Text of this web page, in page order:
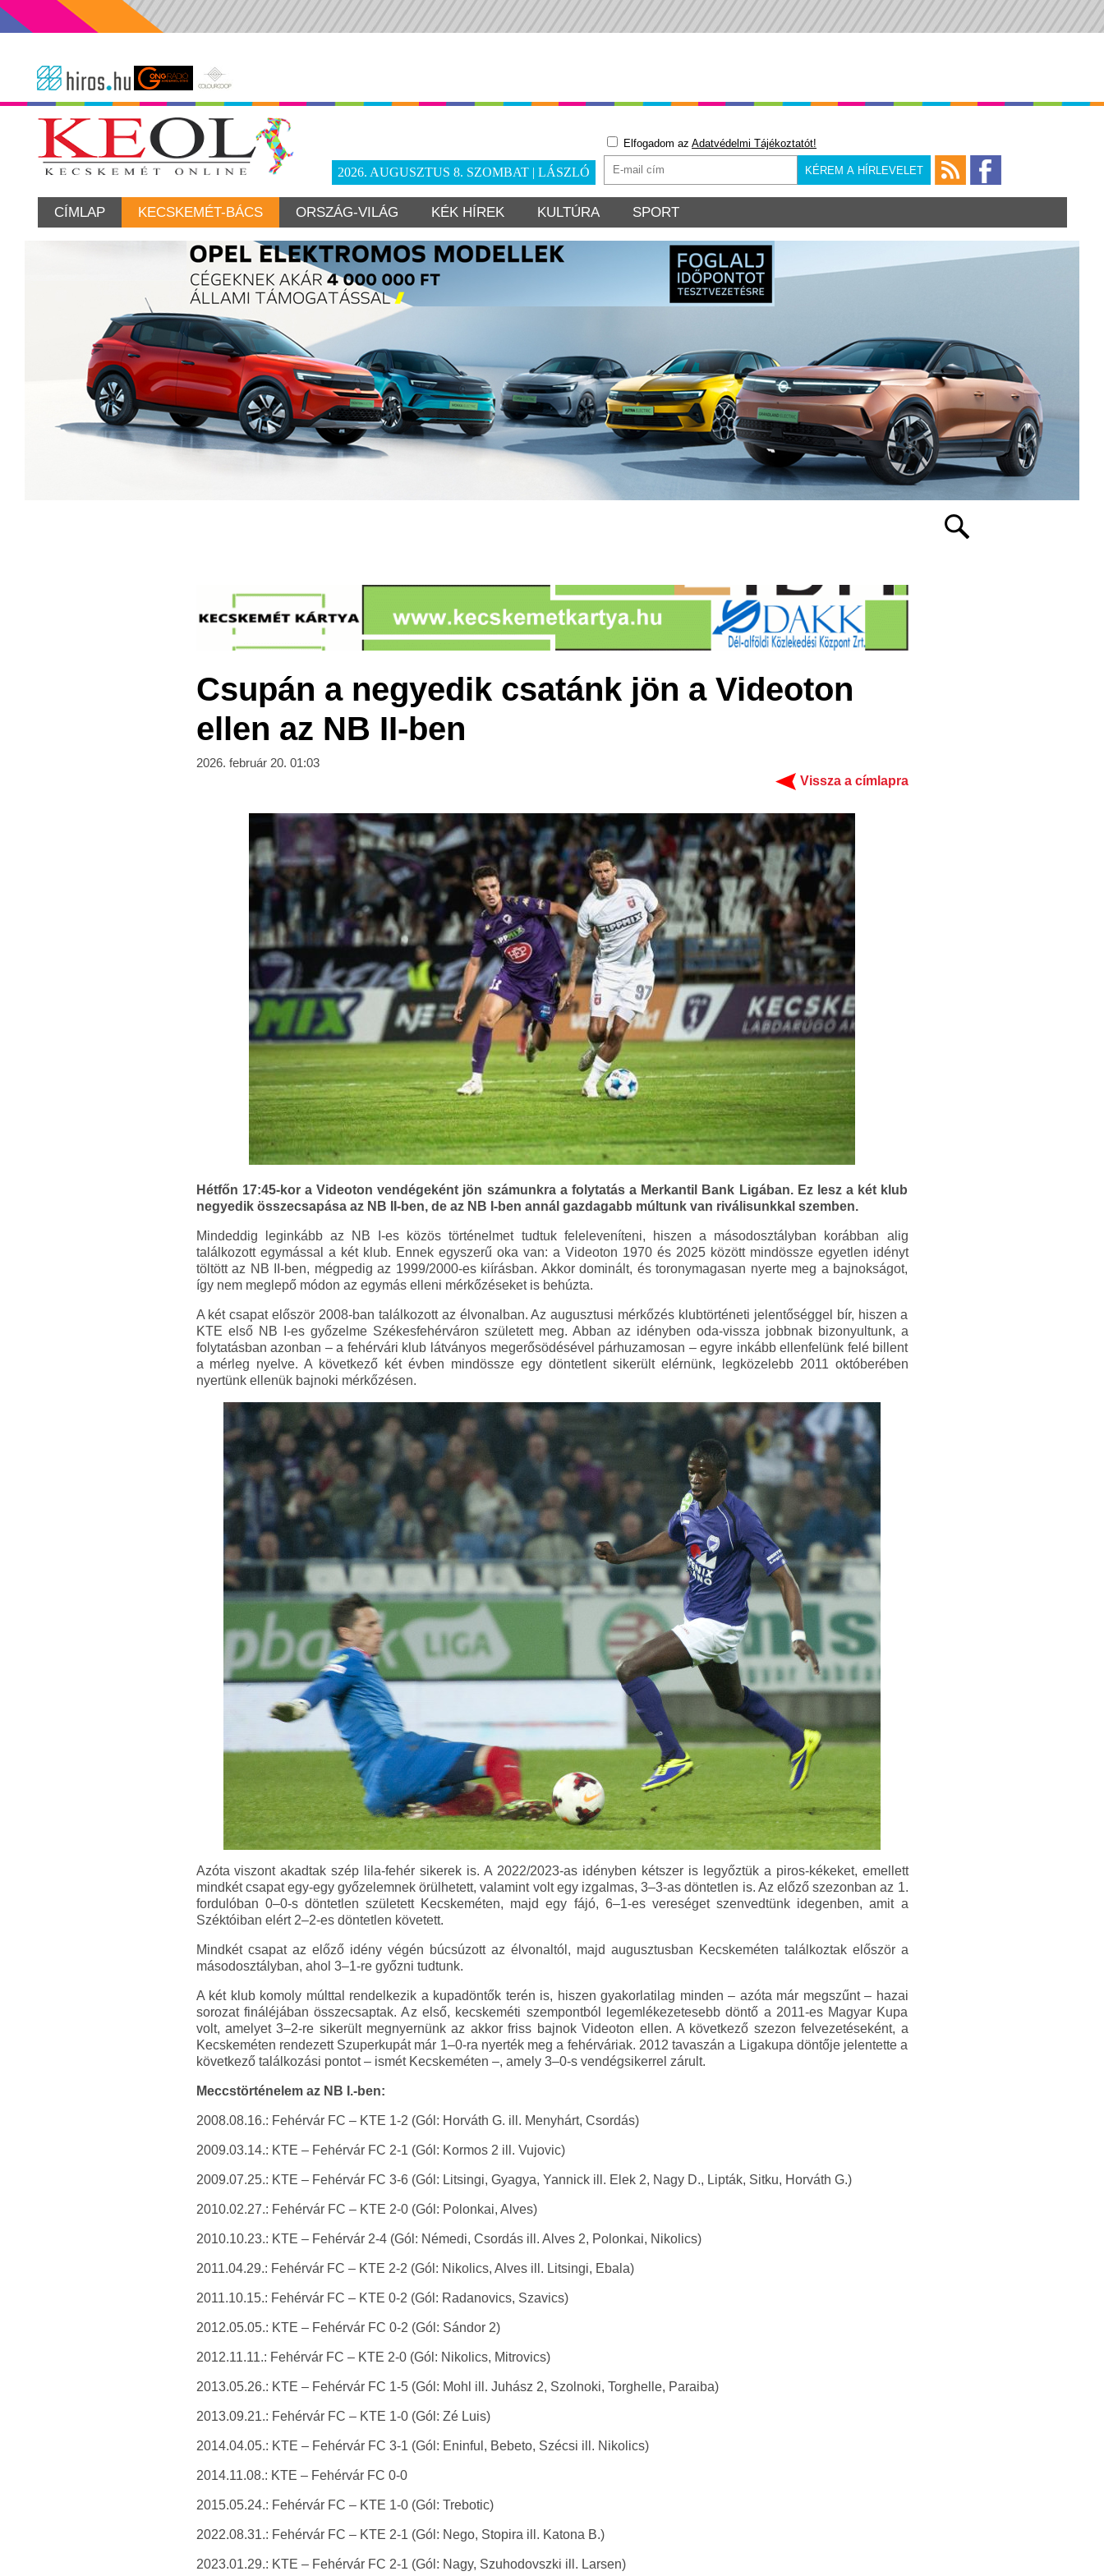
2026. AUGUSZTUS 8. SZOMBAT | LÁSZLÓ
Elfogadom az Adatvédelmi Tájékoztatót!
CÍMLAP KECSKEMÉT-BÁCS ORSZÁG-VILÁG KÉK HÍREK KULTÚRA SPORT
Csupán a negyedik csatánk jön a Videoton
ellen az NB II-ben
2026. február 20. 01:03
Vissza a címlapra
Hétfőn 17:45-kor a Videoton vendégeként jön számunkra a folytatás a Merkantil Bank Ligában. Ez lesz a két klub
negyedik összecsapása az NB II-ben, de az NB I-ben annál gazdagabb múltunk van riválisunkkal szemben.
Mindeddig leginkább az NB I-es közös történelmet tudtuk feleleveníteni, hiszen a másodosztályban korábban alig
találkozott egymással a két klub. Ennek egyszerű oka van: a Videoton 1970 és 2025 között mindössze egyetlen idényt
töltött az NB II-ben, mégpedig az 1999/2000-es kiírásban. Akkor dominált, és toronymagasan nyerte meg a bajnokságot,
így nem meglepő módon az egymás elleni mérkőzéseket is behúzta.
A két csapat először 2008-ban találkozott az élvonalban. Az augusztusi mérkőzés klubtörténeti jelentőséggel bír, hiszen a
KTE első NB I-es győzelme Székesfehérváron született meg. Abban az idényben oda-vissza jobbnak bizonyultunk, a
folytatásban azonban – a fehérvári klub látványos megerősödésével párhuzamosan – egyre inkább ellenfelünk felé billent
a mérleg nyelve. A következő két évben mindössze egy döntetlent sikerült elérnünk, legközelebb 2011 októberében
nyertünk ellenük bajnoki mérkőzésen.
Azóta viszont akadtak szép lila-fehér sikerek is. A 2022/2023-as idényben kétszer is legyőztük a piros-kékeket, emellett
mindkét csapat egy-egy győzelemnek örülhetett, valamint volt egy izgalmas, 3–3-as döntetlen is. Az előző szezonban az 1.
fordulóban 0–0-s döntetlen született Kecskeméten, majd egy fájó, 6–1-es vereséget szenvedtünk idegenben, amit a
Széktóiban elért 2–2-es döntetlen követett.
Mindkét csapat az előző idény végén búcsúzott az élvonaltól, majd augusztusban Kecskeméten találkoztak először a
másodosztályban, ahol 3–1-re győzni tudtunk.
A két klub komoly múlttal rendelkezik a kupadöntők terén is, hiszen gyakorlatilag minden – azóta már megszűnt – hazai
sorozat fináléjában összecsaptak. Az első, kecskeméti szempontból legemlékezetesebb döntő a 2011-es Magyar Kupa
volt, amelyet 3–2-re sikerült megnyernünk az akkor friss bajnok Videoton ellen. A következő szezon felvezetéseként, a
Kecskeméten rendezett Szuperkupát már 1–0-ra nyerték meg a fehérváriak. 2012 tavaszán a Ligakupa döntője jelentette a
következő találkozási pontot – ismét Kecskeméten –, amely 3–0-s vendégsikerrel zárult.
Meccstörténelem az NB I.-ben:
2008.08.16.: Fehérvár FC – KTE 1-2 (Gól: Horváth G. ill. Menyhárt, Csordás)
2009.03.14.: KTE – Fehérvár FC 2-1 (Gól: Kormos 2 ill. Vujovic)
2009.07.25.: KTE – Fehérvár FC 3-6 (Gól: Litsingi, Gyagya, Yannick ill. Elek 2, Nagy D., Lipták, Sitku, Horváth G.)
2010.02.27.: Fehérvár FC – KTE 2-0 (Gól: Polonkai, Alves)
2010.10.23.: KTE – Fehérvár 2-4 (Gól: Némedi, Csordás ill. Alves 2, Polonkai, Nikolics)
2011.04.29.: Fehérvár FC – KTE 2-2 (Gól: Nikolics, Alves ill. Litsingi, Ebala)
2011.10.15.: Fehérvár FC – KTE 0-2 (Gól: Radanovics, Szavics)
2012.05.05.: KTE – Fehérvár FC 0-2 (Gól: Sándor 2)
2012.11.11.: Fehérvár FC – KTE 2-0 (Gól: Nikolics, Mitrovics)
2013.05.26.: KTE – Fehérvár FC 1-5 (Gól: Mohl ill. Juhász 2, Szolnoki, Torghelle, Paraiba)
2013.09.21.: Fehérvár FC – KTE 1-0 (Gól: Zé Luis)
2014.04.05.: KTE – Fehérvár FC 3-1 (Gól: Eninful, Bebeto, Szécsi ill. Nikolics)
2014.11.08.: KTE – Fehérvár FC 0-0
2015.05.24.: Fehérvár FC – KTE 1-0 (Gól: Trebotic)
2022.08.31.: Fehérvár FC – KTE 2-1 (Gól: Nego, Stopira ill. Katona B.)
2023.01.29.: KTE – Fehérvár FC 2-1 (Gól: Nagy, Szuhodovszki ill. Larsen)